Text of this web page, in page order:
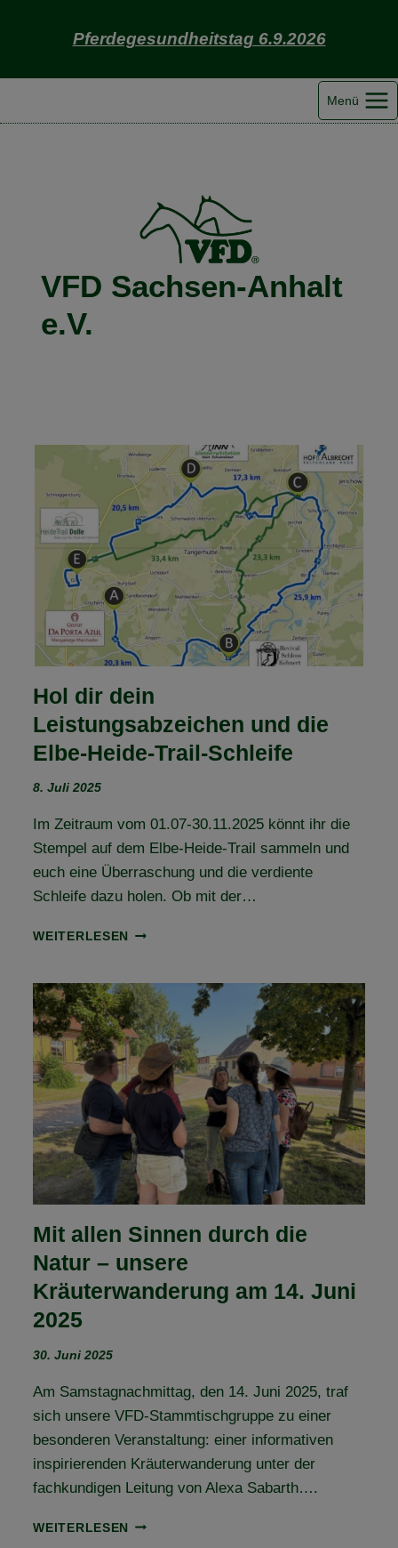
Pferdegesundheitstag 6.9.2026
Menü
VFD Sachsen-Anhalt
e.V.
Hol dir dein
Leistungsabzeichen und die
Elbe-Heide-Trail-Schleife
8. Juli 2025
Im Zeitraum vom 01.07-30.11.2025 könnt ihr die
Stempel auf dem Elbe-Heide-Trail sammeln und
euch eine Überraschung und die verdiente
Schleife dazu holen. Ob mit der…
WEITERLESEN
HOL
LEISTUNGSABZEICHEN
UND
DIE
ELBE-
HEIDE-
TRAIL-
SCHLEIFE
Mit allen Sinnen durch die
Natur – unsere
Kräuterwanderung am 14. Juni
2025
30. Juni 2025
Am Samstagnachmittag, den 14. Juni 2025, traf
sich unsere VFD-Stammtischgruppe zu einer
besonderen Veranstaltung: einer informativen
inspirierenden Kräuterwanderung unter der
fachkundigen Leitung von Alexa Sabarth….
WEITERLESEN MIT